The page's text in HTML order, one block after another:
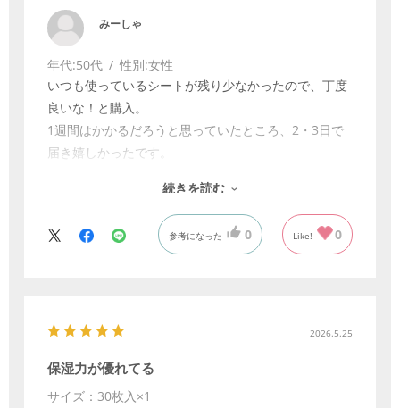
みーしゃ
年代:50代 性別:女性
いつも使っているシートが残り少なかったので、丁度
良いな！と購入。
1週間はかかるだろうと思っていたところ、2・3日で
届き嬉しかったです。
いです。敏感肌ですが、ピリつきなど全くなく安心し
続きを読む
参考になった 0 Like! 0
2026.5.25
保湿力が優れてる
サイズ：30枚入×1